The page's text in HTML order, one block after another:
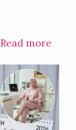
Read more